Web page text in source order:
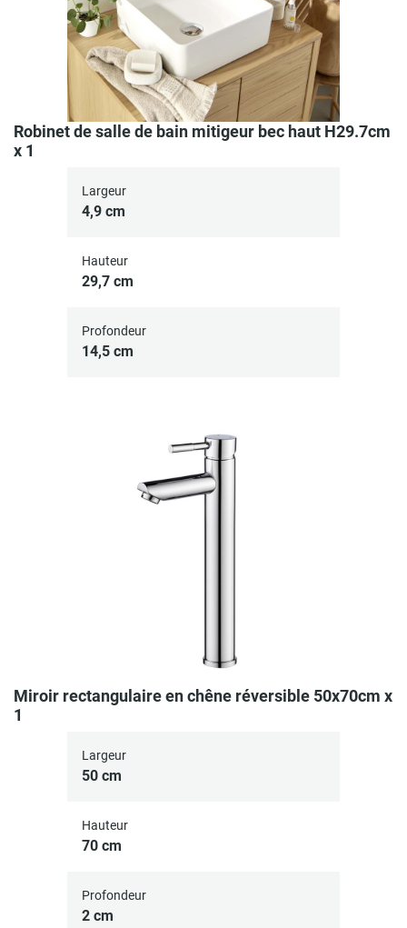
Robinet de salle de bain mitigeur bec haut H29.7cm
x 1
Largeur
4,9 cm
Hauteur
29,7 cm
Profondeur
14,5 cm
Miroir rectangulaire en chêne réversible 50x70cm x
1
Largeur
50 cm
Hauteur
70 cm
Profondeur
2 cm